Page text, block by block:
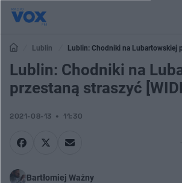
Lublin Lublin: Chodniki na Lubartowskiej
Lublin: Chodniki na
przestaną straszyć
2021-08-13 11:30
Bartłomiej Ważny